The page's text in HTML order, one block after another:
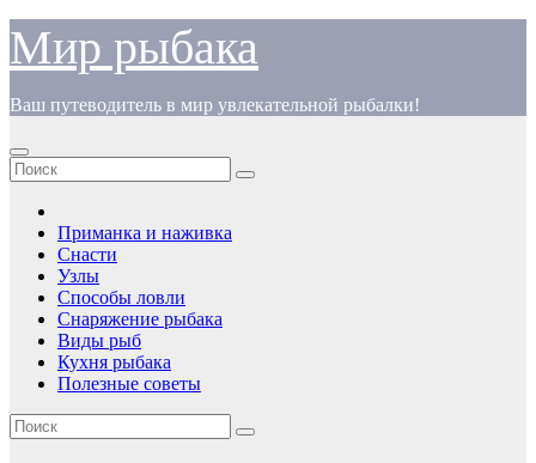
Перейти
содержимому
Мир рыбака
Ваш путеводитель в мир увлекательной рыбалки!
Приманка и наживка
Снасти
Узлы
Способы ловли
Снаряжение рыбака
Виды рыб
Кухня рыбака
Полезные советы